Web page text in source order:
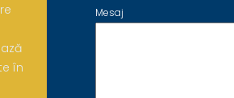
în
Mesaj